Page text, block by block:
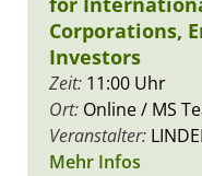
Corporations,
Investors
Zeit: 11:00 Uhr
Ort: Online / MS
Veranstalter:
Mehr Infos